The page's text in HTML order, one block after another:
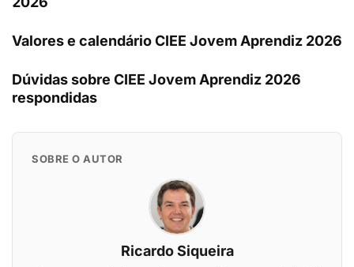
Valores e calendário CIEE Jovem Aprendiz 2026
Dúvidas sobre CIEE Jovem Aprendiz 2026
respondidas
SOBRE O AUTOR
Ricardo Siqueira